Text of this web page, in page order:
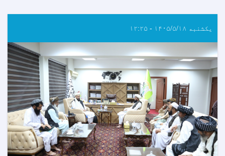
یکشنبه ۱۴۰۵/۵/۱۸ - ۱۲:۲۵